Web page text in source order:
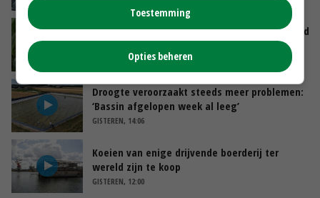
Limburgse mais van Frijns doet het verrassend
goed
VANDAAG, 10:00
Droogte veroorzaakt steeds meer problemen:
‘Bassin afgelopen week al leeg’
GISTEREN, 14:06
Koeien van enige drijvende boerderij ter
wereld zijn te koop
GISTEREN, 12:00
Toestemming
Opties beheren